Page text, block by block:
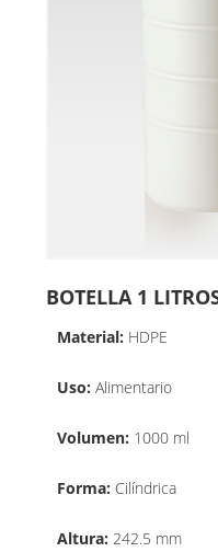
BOTELLA 1
Material: HDPE
Uso:Alimentario
Volumen: 1000 ml
Forma: Cilíndrica
Altura:242.5 mm